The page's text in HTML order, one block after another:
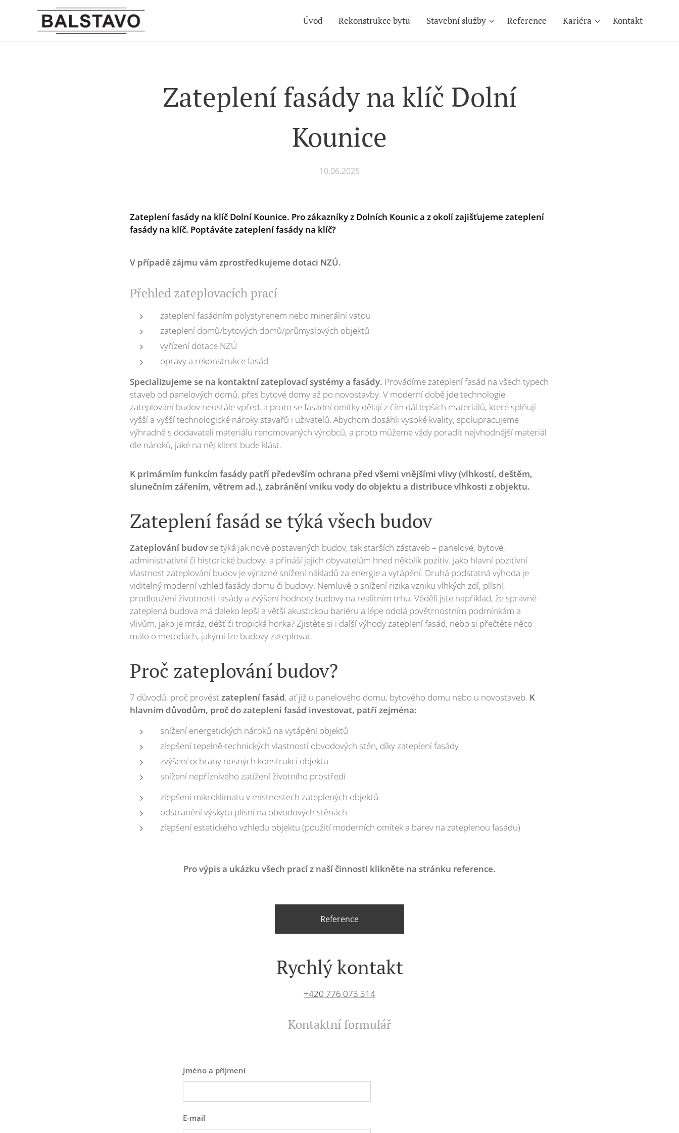
Úvod Rekonstrukce bytu Stavební služby Reference Kariéra Kontakt
Zateplení fasády na klíč Dolní
Kounice
10.06.2025
Zateplení fasády na klíč Dolní Kounice. Pro zákazníky z Dolních Kounic a z okolí zajišťujeme zateplení
fasády na klíč. Poptáváte zateplení fasády na klíč?
V případě zájmu vám zprostředkujeme dotaci NZÚ.
Přehled zateplovacích prací
zateplení fasádním polystyrenem nebo minerální vatou
zateplení domů/bytových domů/průmyslových objektů
vyřízení dotace NZÚ
opravy a rekonstrukce fasád
Specializujeme se na kontaktní zateplovací systémy a fasády. Provádíme zateplení fasád na všech typech
staveb od panelových domů, přes bytové domy až po novostavby. V moderní době jde technologie
zateplování budov neustále vpřed, a proto se fasádní omítky dělají z čím dál lepších materiálů, které splňují
vyšší a vyšší technologické nároky stavařů i uživatelů. Abychom dosáhli vysoké kvality, spolupracujeme
výhradně s dodavateli materiálu renomovaných výrobců, a proto můžeme vždy poradit nejvhodnější materiál
dle nároků, jaké na něj klient bude klást.
K primárním funkcím fasády patří především ochrana před všemi vnějšími vlivy (vlhkostí, deštěm,
slunečním zářením, větrem ad.), zabránění vniku vody do objektu a distribuce vlhkosti z objektu.
Zateplení fasád se týká všech budov
Zateplování budov se týká jak nově postavených budov, tak starších zástaveb – panelové, bytové,
administrativní či historické budovy, a přináší jejich obyvatelům hned několik pozitiv. Jako hlavní pozitivní
vlastnost zateplování budov je výrazné snížení nákladů za energie a vytápění. Druhá podstatná výhoda je
viditelný moderní vzhled fasády domu či budovy. Nemluvě o snížení rizika vzniku vlhkých zdí, plísní,
prodloužení životnosti fasády a zvýšení hodnoty budovy na realitním trhu. Věděli jste například, že správně
zateplená budova má daleko lepší a větší akustickou bariéru a lépe odolá povětrnostním podmínkám a
vlivům, jako je mráz, déšť či tropická horka? Zjistěte si i další výhody zateplení fasád, nebo si přečtěte něco
málo o metodách, jakými lze budovy zateplovat.
Proč zateplování budov?
7 důvodů, proč provéstzateplení fasád, ať již u panelového domu, bytového domu nebo u novostaveb. K
hlavním důvodům, proč do zateplení fasád investovat, patří zejména:
snížení energetických nároků na vytápění objektů
zlepšení tepelně-technických vlastností obvodových stěn, díky zateplení fasády
zvýšení ochrany nosných konstrukcí objektu
snížení nepříznivého zatížení životního prostředí
zlepšení mikroklimatu v místnostech zateplených objektů
odstranění výskytu plísní na obvodových stěnách
zlepšení estetického vzhledu objektu (použití moderních omítek a barev na zateplenou fasádu)
Pro výpis a ukázku všech prací z naší činnosti klikněte na stránku reference.
Reference
Rychlý kontakt
+420 776 073 314
Kontaktní formulář
Jméno a příjmení
E-mail